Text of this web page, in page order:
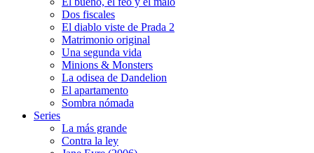
Dos fiscales
El diablo viste de Prada 2
Matrimonio original
Una segunda vida
Minions & Monsters
La odisea de Dandelion
El apartamento
Sombra nómada
Series
La más grande
Contra la ley